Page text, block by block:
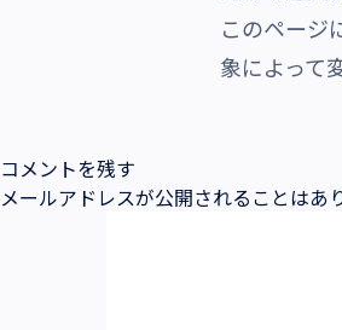
このページ
象によって
コメントを残す
メールアドレスが公開されることはあ